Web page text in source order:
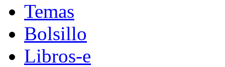
Temas
Bolsillo
Libros-e